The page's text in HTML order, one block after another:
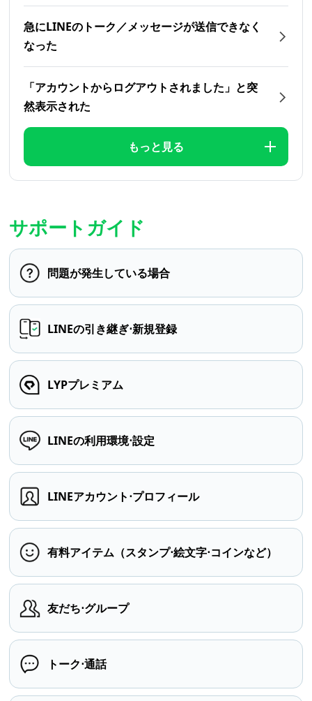
急にLINEのトーク／メッセージが送信できなく
なった
「アカウントからログアウトされました」と突
然表示された
もっと見る
サポートガイド
問題が発生している場合
LINEの引き継ぎ⋅新規登録
LYPプレミアム
LINEの利用環境⋅設定
LINEアカウント⋅プロフィール
有料アイテム（スタンプ⋅絵文字⋅コインなど）
友だち⋅グループ
トーク⋅通話